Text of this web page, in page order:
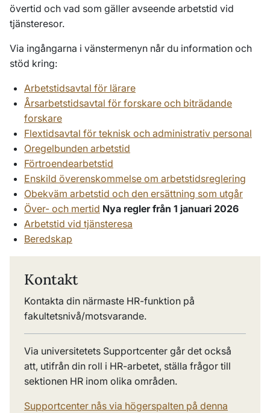
övertid och vad som gäller avseende arbetstid vid
tjänsteresor.
Via ingångarna i vänstermenyn når du information och
stöd kring:
Arbetstidsavtal för lärare
Årsarbetstidsavtal för forskare och biträdande
forskare
Flextidsavtal för teknisk och administrativ personal
Oregelbunden arbetstid
Förtroendearbetstid
Enskild överenskommelse om arbetstidsreglering
Obekväm arbetstid och den ersättning som utgår
Över- och mertid Nya regler från 1 januari 2026
Arbetstid vid tjänsteresa
Beredskap
Kontakt
Kontakta din närmaste HR-funktion på
fakultetsnivå/motsvarande.
Via universitetets Supportcenter går det också
att, utifrån din roll i HR-arbetet, ställa frågor till
sektionen HR inom olika områden.
Supportcenter nås via högerspalten på denna